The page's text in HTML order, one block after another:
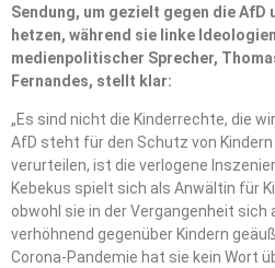
Sendung, um gezielt gegen die AfD
hetzen, während sie linke
medienpolitischer Sprecher,
Fernandes, stellt klar:
„Es sind nicht die Kinderrechte, die
AfD steht für den Schutz von Kindern
verurteilen, ist die verlogene
Kebekus spielt sich als Anwältin für
obwohl sie in der Vergangenheit sich
verhöhnend gegenüber Kindern
Corona-Pandemie hat sie kein Wort